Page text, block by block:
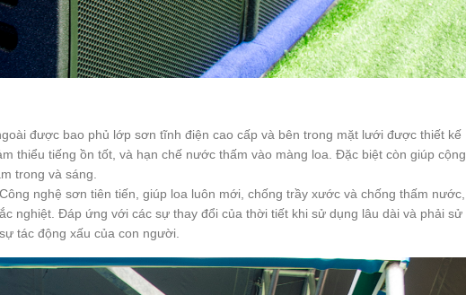
được bao phủ lớp sơn tĩnh điện cao cấp và bên trong mặt lưới được thiết kế
thiểu tiếng ồn tốt, và hạn chế nước thấm vào màng loa. Đặc biệt còn giúp cộng
trong và sáng.
nghệ sơn tiên tiến, giúp loa luôn mới, chống trầy xước và chống thấm nước,
nghiệt. Đáp ứng với các sự thay đổi của thời tiết khi sử dụng lâu dài và phải sử
tác động xấu của con người.